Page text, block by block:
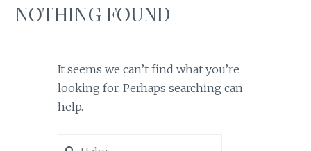
NOTHING FOUND
It seems we can’t find what you’re
looking for. Perhaps searching can
help.